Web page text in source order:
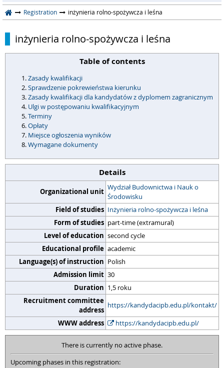
Registration inżynieria rolno-spożywcza i leśna
inżynieria rolno-spożywcza i leśna
Table of contents
Zasady kwalifikacji
Sprawdzenie pokrewieństwa kierunku
Zasady kwalifikacji dla kandydatów z dyplomem zagranicznym
Ulgi w postępowaniu kwalifikacyjnym
Terminy
Opłaty
Miejsce ogłoszenia wyników
Wymagane dokumenty
Details
Organizational unit Wydział Budownictwa i Nauk o
Środowisku
Field of studies Inżynieria rolno-spożywcza i leśna
Form of studies part-time (extramural)
Level of education second cycle
Educational profile academic
Language(s) of instruction Polish
Admission limit 30
Duration 1,5 roku
Recruitment committee
address
https://kandydacipb.edu.pl/kontakt/
WWW address
https://kandydacipb.edu.pl/
There is currently no active phase.
Upcoming phases in this registration: